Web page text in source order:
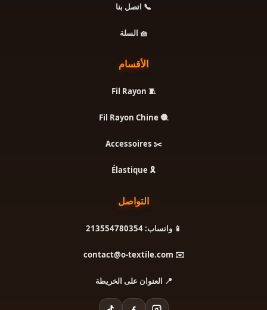
📞 اتصل بنا
🧺 السلة
الأقسام
🧵 Fil Rayon
🧶 Fil Rayon Chine
✂️ Accessoires
🎗️ Élastique
التواصل
📱 واتساب: 213554780354
✉️ contact@o-textile.com
📍 العنوان على الخريطة